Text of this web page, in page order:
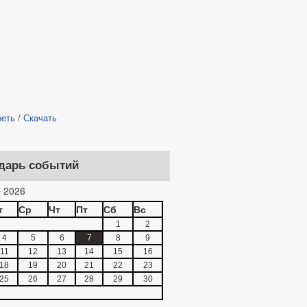
/ Скачать
событий
Ср Чт Пт Сб Вс
1
2
4
5 6 7 8
9
11
12 13 14 15
16
18
19 20 21 22
23
25
26 27 28 29 30